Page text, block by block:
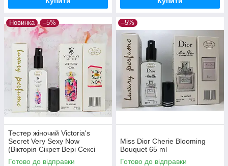
Новинка –5%
Тестер жіночий Victoria's
Secret Very Sexy Now
(Вікторія Сікрет Вері Сексі
Нау) 65 мл
Готово до відправки
–5%
Miss Dior Cherie Blooming
Bouquet 65 ml
Готово до відправки